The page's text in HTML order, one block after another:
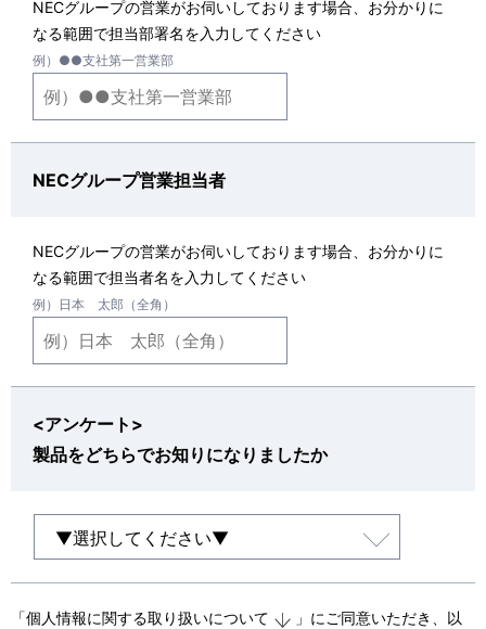
NECグループの営業がお伺いしております場合、お分かりに
なる範囲で担当部署名を入力してください
例）●●支社第一営業部
NECグループ営業担当者
NECグループの営業がお伺いしております場合、お分かりに
なる範囲で担当者名を入力してください
例）日本 太郎（全角）
<アンケート>
製品をどちらでお知りになりましたか
「個人情報に関する取り扱いについて
」にご同意いただき、以